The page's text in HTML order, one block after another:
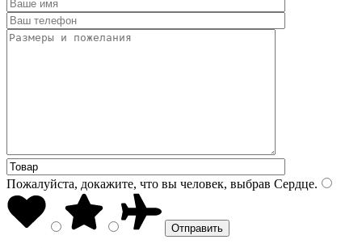
Пожалуйста, докажите, что вы человек, выбрав Сердце.